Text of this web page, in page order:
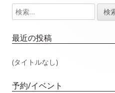
ゲ
ー
メ
イ
ン
検
索:
最近の投稿
(タイトルなし)
予約/イベント